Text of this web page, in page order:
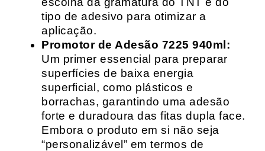
tipo de adesivo para otimizar a
aplicação.
Promotor de Adesão 7225 940ml:
Um primer essencial para preparar
superfícies de baixa energia
superficial, como plásticos e
borrachas, garantindo uma adesão
forte e duradoura das fitas dupla face.
Embora o produto em si não seja
“personalizável” em termos de